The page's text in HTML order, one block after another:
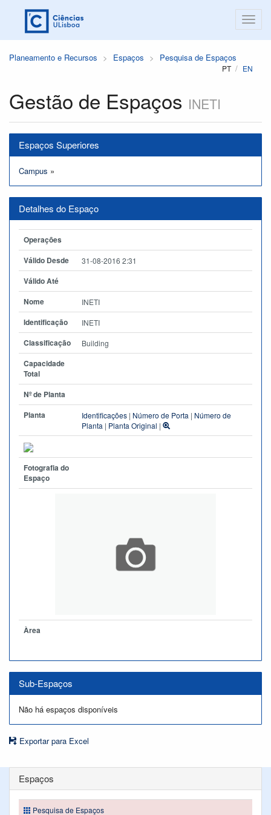
Planeamento e Recursos Espaços Pesquisa de Espaços
PT EN
Gestão de Espaços INETI
Espaços Superiores
Campus »
Detalhes do Espaço
Operações
Válido Desde
31-08-2016 2:31
Válido Até
Nome
INETI
Identificação INETI
Classificação Building
Capacidade
Total
Nº de Planta
Planta
Identificações | Número de Porta | Número de
Planta | Planta Original |
Fotografia do
Espaço
Àrea
Sub-Espaços
Não há espaços disponíveis
Exportar para Excel
Espaços
Pesquisa de Espaços